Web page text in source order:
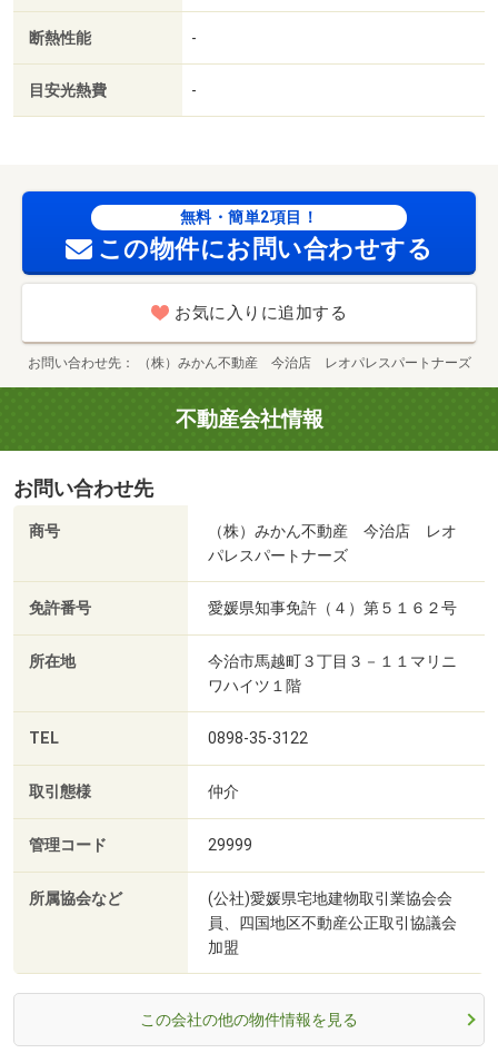
断熱性能 -
目安光熱費 -
無料・簡単2項目！
この物件にお問い合わせする
お気に入りに追加する
お問い合わせ先 （株）みかん不動産 今治店 レオパレスパートナーズ
不動産会社情報
お問い合わせ先
商号
（株）みかん不動産 今治店 レオ
パレスパートナーズ
免許番号 愛媛県知事免許（４）第５１６２号
所在地
今治市馬越町３丁目３－１１マリニ
ワハイツ１階
TEL 0898-35-3122
取引態様 仲介
管理コード 29999
所属協会など
(公社)愛媛県宅地建物取引業協会会
員、四国地区不動産公正取引協議会
加盟
この会社の他の物件情報を見る